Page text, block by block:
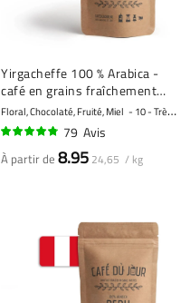
Yirgacheffe 100 % Arabica -
café en grains fraîchement
torréfié
Floral, Chocolaté, Fruité, Miel 10 - Très fort
79 Avis
À partir de 8.95 24,65 / kg